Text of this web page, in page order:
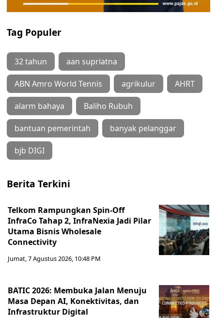
Tag Populer
32 tahun aan supriatna
ABN Amro World Tennis agrikulur AHRT
alarm bahaya Baliho Rubuh
bantuan pemerintah banyak pelanggar
bjb DIGI
Berita Terkini
Telkom Rampungkan Spin-Off
InfraCo Tahap 2, InfraNexia Jadi Pilar
Utama Bisnis Wholesale
Connectivity
Jumat, 7 Agustus 2026, 10:48 PM
BATIC 2026: Membuka Jalan Menuju
Masa Depan AI, Konektivitas, dan
Infrastruktur Digital